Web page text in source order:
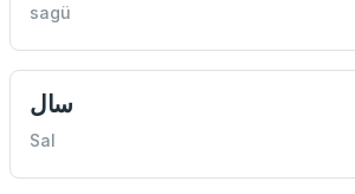
sagü
سال
Sal